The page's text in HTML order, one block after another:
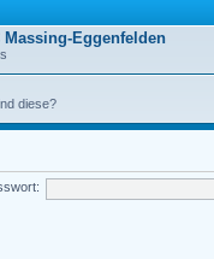
Eggenfelden
diese?